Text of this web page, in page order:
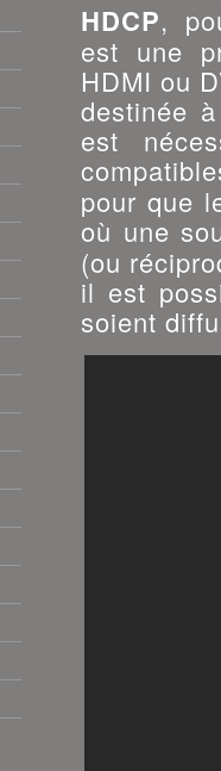
HDCP,
est une
HDMI ou
destinée
est
pour que
où une
(ou
il est
soient